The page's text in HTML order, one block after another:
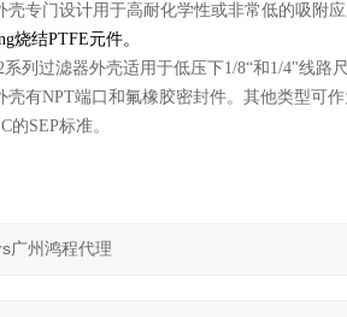
壳专门设计用于高耐化学性或非常低的吸
烧结PTFE元件。
系列过滤器外壳适用于低压下1/8“和1/4"线
有NPT端口和氟橡胶密封件。其他类型可
的SEP标准。